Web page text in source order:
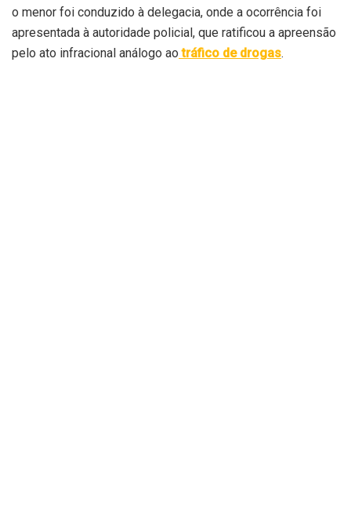
o menor foi conduzido à delegacia, onde a ocorrência foi
apresentada à autoridade policial, que ratificou a apreensão
pelo ato infracional análogo ao tráfico de drogas.